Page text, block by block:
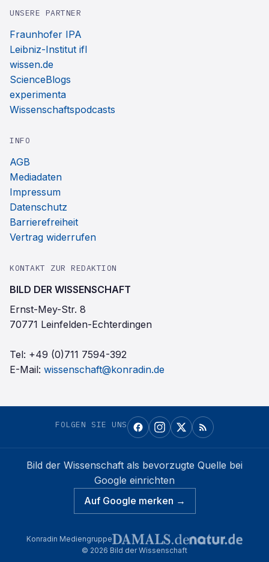
UNSERE PARTNER
Fraunhofer IPA
Leibniz-Institut ifl
wissen.de
ScienceBlogs
experimenta
Wissenschaftspodcasts
INFO
AGB
Mediadaten
Impressum
Datenschutz
Barrierefreiheit
Vertrag widerrufen
KONTAKT ZUR REDAKTION
BILD DER WISSENSCHAFT
Ernst-Mey-Str. 8
70771 Leinfelden-Echterdingen
Tel: +49 (0)711 7594-392
E-Mail: wissenschaft@konradin.de
FOLGEN SIE UNS
Bild der Wissenschaft als bevorzugte Quelle bei
Google einrichten
Auf Google merken →
Konradin Mediengruppe
© 2026 Bild der Wissenschaft